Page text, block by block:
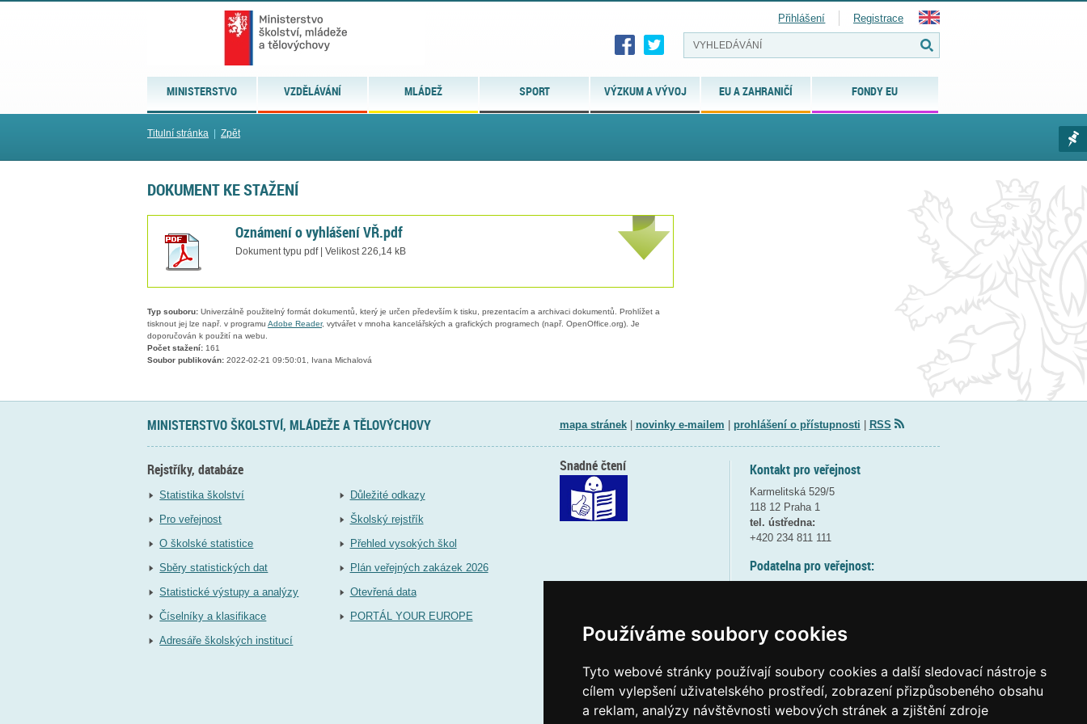
Používáme soubory cookies
Tyto webové stránky používají soubory cookies a další sledovací nástroje s
cílem vylepšení uživatelského prostředí, zobrazení přizpůsobeného obsahu
a reklam, analýzy návštěvnosti webových stránek a zjištění zdroje
MINISTERSTVO VZDĚLÁVÁNÍ MLÁDEŽ SPORT VÝZKUM A VÝVOJ EU A ZAHRANIČÍ FONDY EU
Přihlášení Registrace
Titulní stránka Zpět
DOKUMENT KE STAŽENÍ
Oznámení o vyhlášení VŘ.pdf
Dokument typu pdf | Velikost 226,14 kB
Typ souboru: Univerzálně použitelný formát dokumentů, který je určen především k tisku, prezentacím a archivaci dokumentů. Prohlížet a
tisknout jej lze např. v programu Adobe Reader, vytvářet v mnoha kancelářských a grafických programech (např. OpenOffice.org). Je
doporučován k použití na webu.
Počet stažení: 161
Soubor publikován: 2022-02-21 09:50:01, Ivana Michalová
MINISTERSTVO ŠKOLSTVÍ, MLÁDEŽE A TĚLOVÝCHOVY mapa stránek| novinky e-mailem prohlášení o přístupnosti RSS
Rejstříky, databáze
Statistika školství
Pro veřejnost
O školské statistice
Sběry statistických dat
Statistické výstupy a analýzy
Číselníky a klasifikace
Adresáře školských institucí
Důležité odkazy
Školský rejstřík
Přehled vysokých škol
Plán veřejných zakázek 2026
Otevřená data
PORTÁL YOUR EUROPE
Kontakt pro veřejnost
Karmelitská 529/5
118 12 Praha 1
tel. ústředna:
+420 234 811 111
Podatelna pro veřejnost:
(více informací
Elektronická podatelna:
posta@msmtgov cz
Snadné čtení